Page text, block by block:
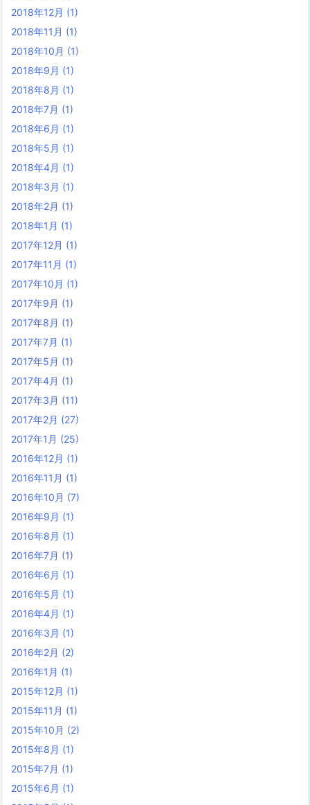
2018年12月 (1)
2018年11月 (1)
2018年10月 (1)
2018年9月 (1)
2018年8月 (1)
2018年7月 (1)
2018年6月 (1)
2018年5月 (1)
2018年4月 (1)
2018年3月 (1)
2018年2月 (1)
2018年1月 (1)
2017年12月 (1)
2017年11月 (1)
2017年10月 (1)
2017年9月 (1)
2017年8月 (1)
2017年7月 (1)
2017年5月 (1)
2017年4月 (1)
2017年3月 (11)
2017年2月 (27)
2017年1月 (25)
2016年12月 (1)
2016年11月 (1)
2016年10月 (7)
2016年9月 (1)
2016年8月 (1)
2016年7月 (1)
2016年6月 (1)
2016年5月 (1)
2016年4月 (1)
2016年3月 (1)
2016年2月 (2)
2016年1月 (1)
2015年12月 (1)
2015年11月 (1)
2015年10月 (2)
2015年8月 (1)
2015年7月 (1)
2015年6月 (1)